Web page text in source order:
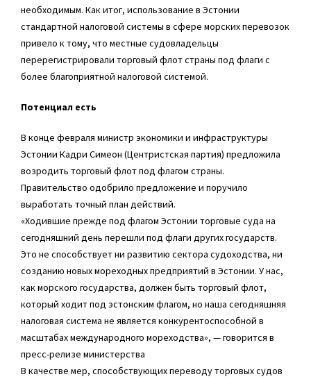
необходимым. Как итог, использование в Эстонии
стандартной налоговой системы в сфере морских перевозок
привело к тому, что местные судовладельцы
перерегистрировали торговый флот страны под флаги с
более благоприятной налоговой системой.
Потенциал есть
В конце февраля министр экономики и инфраструктуры
Эстонии Кадри Симеон (Центристская партия) предложила
возродить торговый флот под флагом страны.
Правительство одобрило предложение и поручило
выработать точный план действий.
«Ходившие прежде под флагом Эстонии торговые суда на
сегодняшний день перешли под флаги других государств.
Это не способствует ни развитию сектора судоходства, ни
созданию новых мореходных предприятий в Эстонии. У нас,
как морского государства, должен быть торговый флот,
который ходит под эстонским флагом, но наша сегодняшняя
налоговая система не является конкурентоспособной в
масштабах международного мореходства», — говорится в
пресс-релизе министерства
В качестве мер, способствующих переводу торговых судов